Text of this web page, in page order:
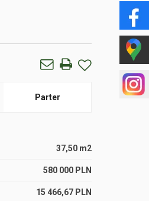
Parter
37,50 m2
580 000 PLN
15 466,67 PLN